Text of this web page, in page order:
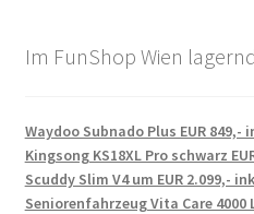
Im FunShop Wien
Waydoo Subnado Plus EUR 849,-
Kingsong KS18XL Pro schwarz
Scuddy Slim V4 um EUR 2.099,-
Seniorenfahrzeug Vita Care 4000